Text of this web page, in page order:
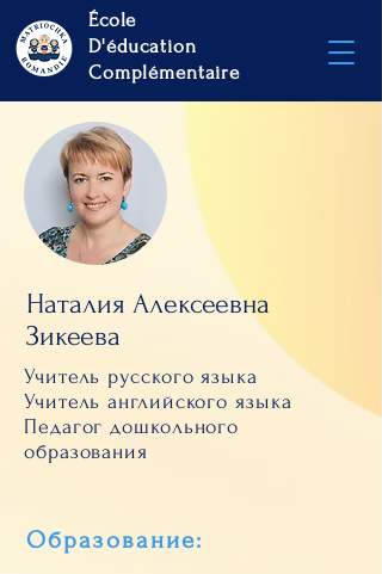
École
D'éducation
Complémentaire
Наталия Алексеевна
Зикеева
Учитель русского языка
Учитель английского языка
Педагог дошкольного
образования
Образование: